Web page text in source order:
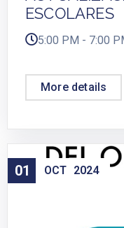
ESCOLARES
5:00 PM - 7:00
More details
01 OCT 2024